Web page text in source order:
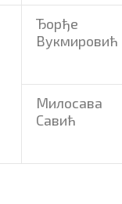
Ђорђе
Вукмировић
Милосава
Савић